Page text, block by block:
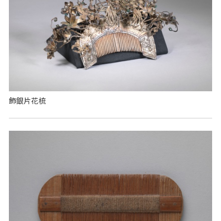
飾銀片花梳